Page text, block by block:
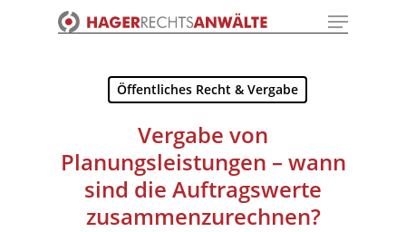
Menu
Öffentliches Recht & Vergabe
Vergabe von
Planungsleistungen – wann
sind die Auftragswerte
zusammenzurechnen?